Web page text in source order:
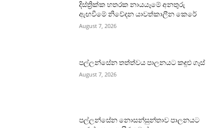
දිස්ත්‍රික්ක හතරක නායයෑමේ අනතුරු
ඇඟවීමේ නිවේදන යාවත්කාලීන කෙරේ
August 7, 2026
පල්ලන්සේන තත්ත්වය පාලනයට කඳුළු ගෑස්
August 7, 2026
පල්ලන්සේන නොසන්සුන්තාව පාලනයට